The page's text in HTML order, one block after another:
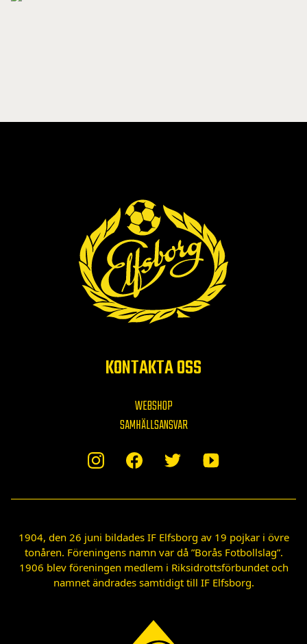
KONTAKTA OSS
WEBSHOP
SAMHÄLLSANSVAR
1904, den 26 juni bildades IF Elfsborg av 19 pojkar i övre
tonåren. Föreningens namn var då ”Borås Fotbollslag”.
1906 blev föreningen medlem i Riksidrottsförbundet och
namnet ändrades samtidigt till IF Elfsborg.